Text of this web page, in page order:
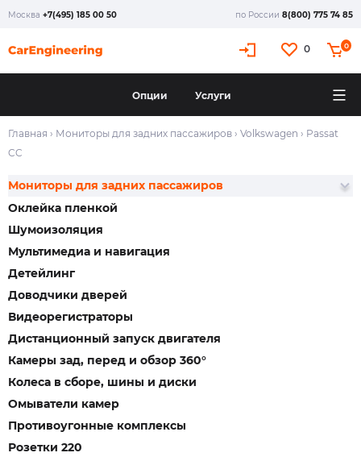
Москва +7(495) 185 00 50 по России 8(800) 775 74 85
0 0
Опции Услуги
Главная › Мониторы для задних пассажиров › Volkswagen › Passat
CC
Оклейка пленкой
Шумоизоляция
Мультимедиа и навигация
Детейлинг
Доводчики дверей
Видеорегистраторы
Дистанционный запуск двигателя
Камеры зад, перед и обзор 360°
Колеса в сборе, шины и диски
Мониторы для задних пассажиров
Омыватели камер
Противоугонные комплексы
Розетки 220